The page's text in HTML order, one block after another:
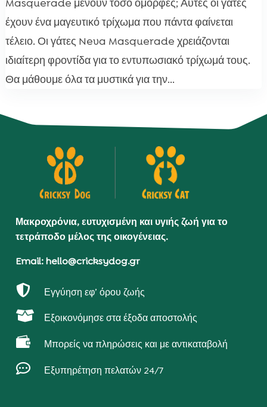
έχουν ένα μαγευτικό τρίχωμα που πάντα φαίνεται
τέλειο. Οι γάτες Neva Masquerade χρειάζονται
ιδιαίτερη φροντίδα για το εντυπωσιακό τρίχωμά τους.
Θα μάθουμε όλα τα μυστικά για την...
Μακροχρόνια, ευτυχισμένη και υγιής ζωή για το
τετράποδο μέλος της οικογένειας.
Email: hello@cricksydog.gr
 Εγγύηση εφ’ όρου ζωής
 Εξοικονόμησε στα έξοδα αποστολής
 Μπορείς να πληρώσεις και με αντικαταβολή
 Εξυπηρέτηση πελατών 24/7